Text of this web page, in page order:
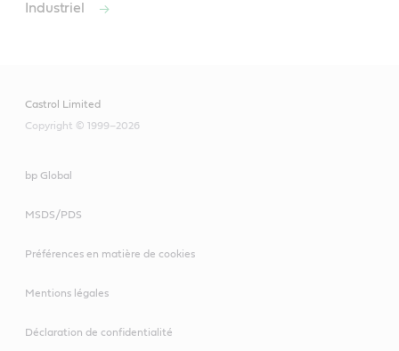
Industriel
Castrol Limited
Copyright © 1999–2026
bp Global
MSDS/PDS
Préférences en matière de cookies
Mentions légales
Déclaration de confidentialité